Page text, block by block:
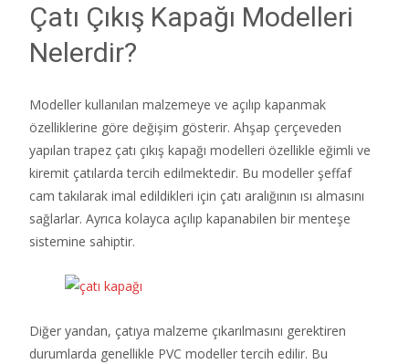
Çatı Çıkış Kapağı Modelleri
Nelerdir?
Modeller kullanılan malzemeye ve açılıp kapanmak
özelliklerine göre değişim gösterir. Ahşap çerçeveden
yapılan trapez çatı çıkış kapağı modelleri özellikle eğimli ve
kiremit çatılarda tercih edilmektedir. Bu modeller şeffaf
cam takılarak imal edildikleri için çatı aralığının ısı almasını
sağlarlar. Ayrıca kolayca açılıp kapanabilen bir menteşe
sistemine sahiptir.
Diğer yandan, çatıya malzeme çıkarılmasını gerektiren
durumlarda genellikle PVC modeller tercih edilir. Bu